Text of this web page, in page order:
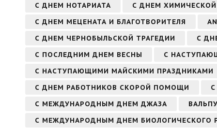
С ДНЕМ НОТАРИАТА
С ДНЕМ
С ДНЕМ МЕЦЕНАТА И БЛАГОТВОРИТЕЛЯ
С ДНЕМ ЧЕРНОБЫЛЬСКОЙ ТРАГЕДИИ
С
С ПОСЛЕДНИМ ДНЕМ ВЕСНЫ
С
С НАСТУПАЮЩИМИ МАЙСКИМИ ПРАЗДНИКАМИ
С ДНЕМ РАБОТНИКОВ СКОРОЙ ПОМОЩИ
С МЕЖДУНАРОДНЫМ ДНЕМ ДЖАЗА
С МЕЖДУНАРОДНЫМ ДНЕМ БИОЛОГИЧЕСКОГО